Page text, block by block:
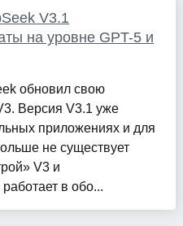
V3.1
на уровне GPT-5 и
обновил свою
Версия V3.1 уже
приложениях и для
не существует
V3 и
в обо...